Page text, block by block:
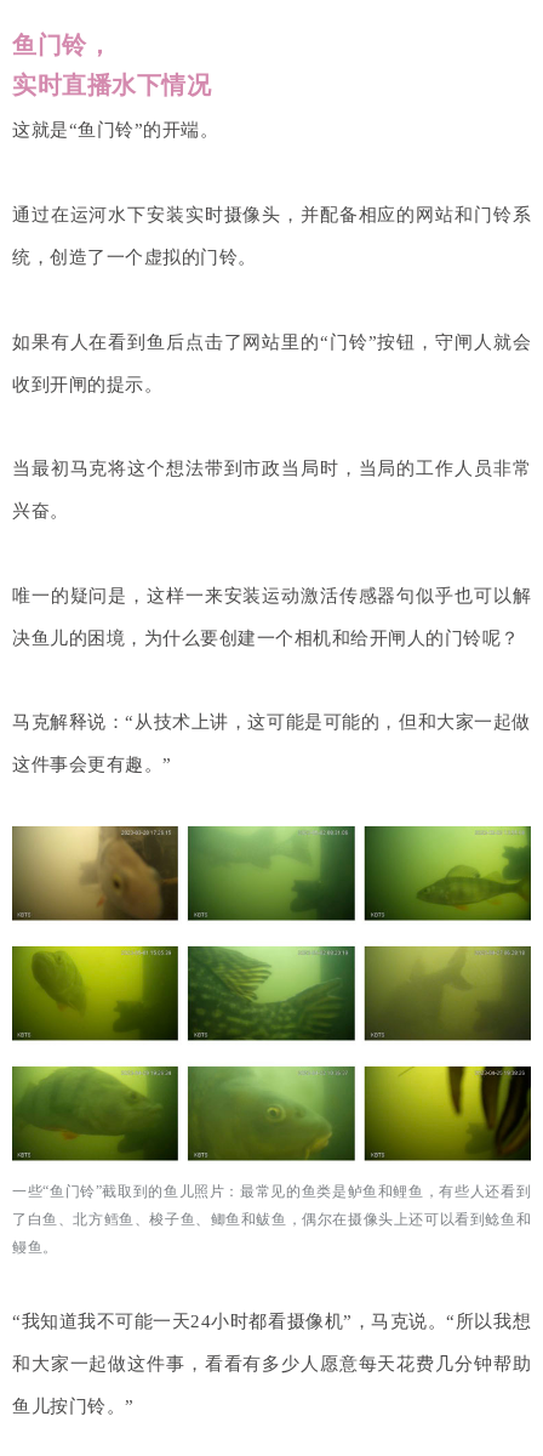
鱼门铃，
实时直播水下情况
这就是“鱼门铃”的开端。
通过在运河水下安装实时摄像头，并配备相应的网站和门铃系
统，创造了一个虚拟的门铃。
如果有人在看到鱼后点击了网站里的“门铃”按钮，守闸人就会
收到开闸的提示。
当最初马克将这个想法带到市政当局时，当局的工作人员非常
兴奋。
唯一的疑问是，这样一来安装运动激活传感器句似乎也可以解
决鱼儿的困境，为什么要创建一个相机和给开闸人的门铃呢？
马克解释说：“从技术上讲，这可能是可能的，但和大家一起做
这件事会更有趣。”
一些“鱼门铃”截取到的鱼儿照片：最常见的鱼类是鲈鱼和鲤鱼，有些人还看到
了白鱼、北方鳕鱼、梭子鱼、鲫鱼和鲅鱼，偶尔在摄像头上还可以看到鲶鱼和
鳗鱼。
“我知道我不可能一天24小时都看摄像机”，马克说。“所以我想
和大家一起做这件事，看看有多少人愿意每天花费几分钟帮助
鱼儿按门铃。”